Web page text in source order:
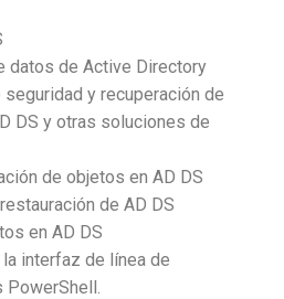
datos de Active Directory
y recuperación de
DS y otras soluciones de
de objetos en AD DS
de AD DS
en AD DS
interfaz de línea de
PowerShell.